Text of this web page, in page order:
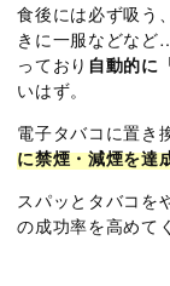
食後には必ず吸う
きに一服などなど
っており 自動的に
いはず。
電子タバコに置き
に禁煙・減煙を達
スパッとタバコを
の成功率を高めて